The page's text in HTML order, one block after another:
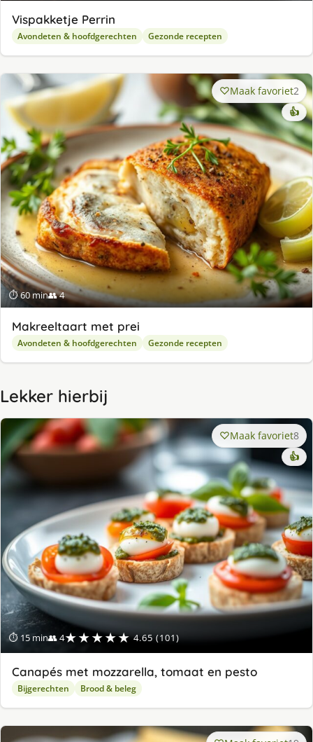
Vispakketje Perrin
Avondeten & hoofdgerechten Gezonde recepten
⏱ 60 min👥 4
Maak favoriet2
👍
Makreeltaart met prei
Avondeten & hoofdgerechten Gezonde recepten
Lekker hierbij
⏱ 15 min👥 4★★★★★ 4.65 (101)
Maak favoriet8
👍
Canapés met mozzarella, tomaat en pesto
Bijgerechten Brood & beleg